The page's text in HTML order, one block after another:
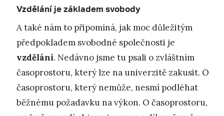
Vzdělání je základem svobody
A také nám to připomíná, jak moc důležitým
předpokladem svobodné společnosti je
vzdělání. Nedávno jsme tu psali o zvláštním
časoprostoru, který lze na univerzitě zakusit. O
časoprostoru, který nemůže, nesmí podléhat
běžnému požadavku na výkon. O časoprostoru,